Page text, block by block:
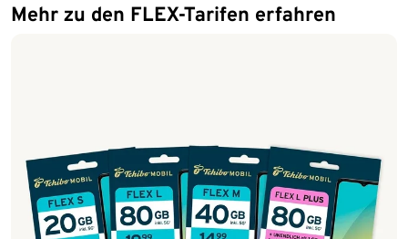
Mehr zu den FLEX-Tarifen erfahren